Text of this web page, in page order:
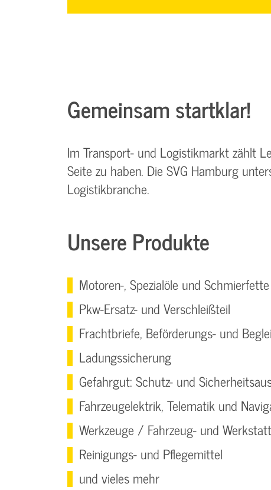
Gemeinsam startklar!
Im Transport- und Logistikmarkt zählt
Seite zu haben. Die SVG Hamburg
Logistikbranche.
Unsere Produkte
Motoren-, Spezialöle und Schmierfette
Pkw-Ersatz- und Verschleißteil
Frachtbriefe, Beförderungs- und
Ladungssicherung
Gefahrgut: Schutz- und
Fahrzeugelektrik, Telematik und
Werkzeuge / Fahrzeug- und
Reinigungs- und Pflegemittel
und vieles mehr